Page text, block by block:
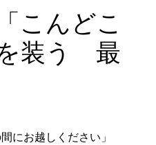
こんどこ
装う 最
にお越しください」